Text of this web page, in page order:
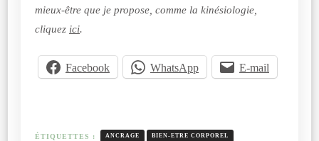
mieux-être que je propose, comme la kinésiologie,
cliquez ici.
Facebook WhatsApp E-mail
ÉTIQUETTES : ANCRAGE BIEN-ETRE CORPOREL